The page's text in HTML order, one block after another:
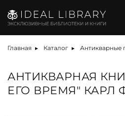
Главная Каталог Антикварные
АНТИКВАРНАЯ
ЕГО ВРЕМЯ" КАРЛ